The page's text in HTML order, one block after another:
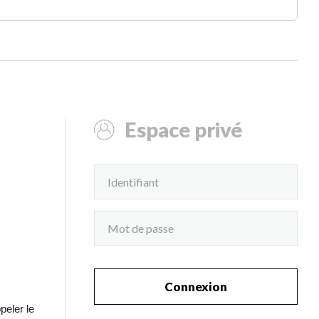
le
Espace privé
Connexion